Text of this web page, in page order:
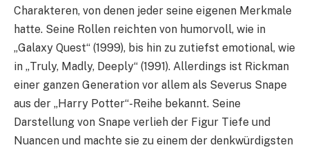
Charakteren, von denen jeder seine eigenen Merkmale
hatte. Seine Rollen reichten von humorvoll, wie in
„Galaxy Quest“ (1999), bis hin zu zutiefst emotional, wie
in „Truly, Madly, Deeply“ (1991). Allerdings ist Rickman
einer ganzen Generation vor allem als Severus Snape
aus der „Harry Potter“-Reihe bekannt. Seine
Darstellung von Snape verlieh der Figur Tiefe und
Nuancen und machte sie zu einem der denkwürdigsten